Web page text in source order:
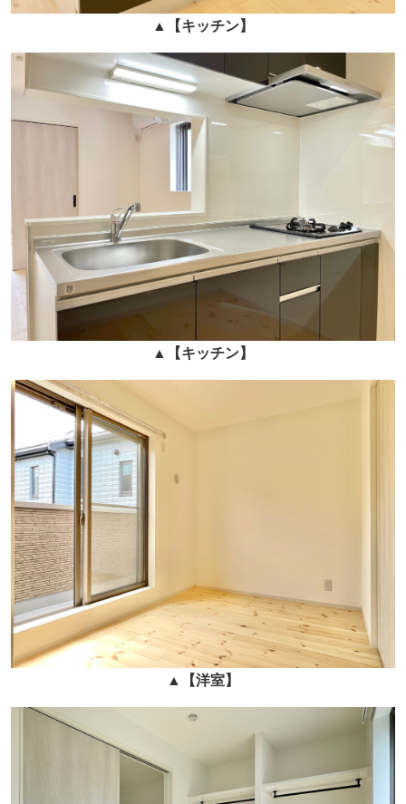
▲ 【キッチン】
▲ 【キッチン】
▲ 【洋室】